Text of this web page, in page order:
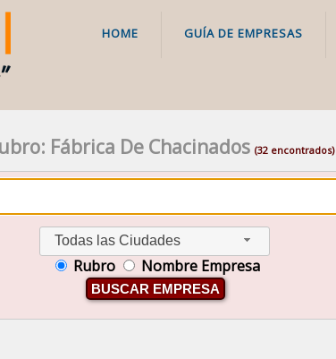
HOME GUÍA DE EMPRESAS
Fábrica De Chacinados(32 encontrados)
Todas las Ciudades
Rubro Nombre Empresa
BUSCAR EMPRESA